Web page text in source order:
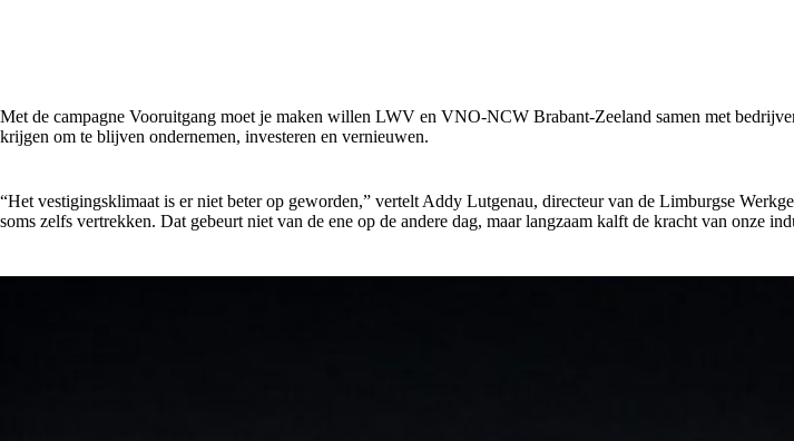
Met de campagne Vooruitgang moet je maken willen LWV en VNO-NCW Brabant-Zeeland samen met
krijgen om te blijven ondernemen, investeren en vernieuwen.
“Het vestigingsklimaat is er niet beter op geworden,” vertelt Addy Lutgenau, directeur van de Limburgse
soms zelfs vertrekken. Dat gebeurt niet van de ene op de andere dag, maar langzaam kalft de kracht van onze